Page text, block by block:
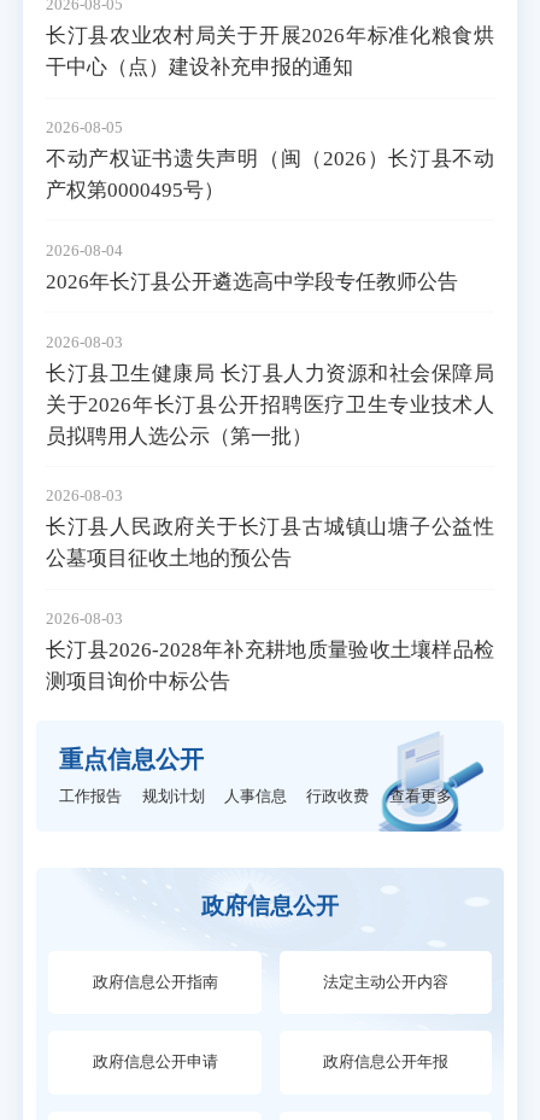
2026-08-05
长汀县农业农村局关于开展2026年标准化粮食烘
干中心（点）建设补充申报的通知
2026-08-05
不动产权证书遗失声明（闽（2026）长汀县不动
产权第0000495号）
2026-08-04
2026年长汀县公开遴选高中学段专任教师公告
2026-08-03
长汀县卫生健康局 长汀县人力资源和社会保障局
关于2026年长汀县公开招聘医疗卫生专业技术人
员拟聘用人选公示（第一批）
2026-08-03
长汀县人民政府关于长汀县古城镇山塘子公益性
公墓项目征收土地的预公告
2026-08-03
长汀县2026-2028年补充耕地质量验收土壤样品检
测项目询价中标公告
重点信息公开
工作报告 规划计划 人事信息 行政收费 查看更多
政府信息公开
政府信息公开指南 法定主动公开内容
政府信息公开申请 政府信息公开年报